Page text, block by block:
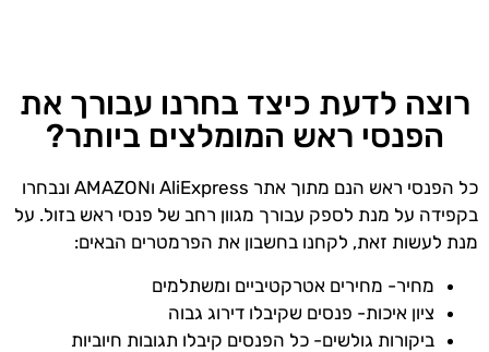
רוצה לדעת כיצד בחרנו עבורך את
הפנסי ראש המומלצים ביותר?
כל הפנסי ראש הנם מתוך אתר AliExpress וAMAZON ונבחרו
בקפידה על מנת לספק עבורך מגוון רחב של פנסי ראש בזול. על
מנת לעשות זאת, לקחנו בחשבון את הפרמטרים הבאים:
מחיר- מחירים אטרקטיביים ומשתלמים
ציון איכות- פנסים שקיבלו דירוג גבוה
ביקורות גולשים- כל הפנסים קיבלו תגובות חיוביות